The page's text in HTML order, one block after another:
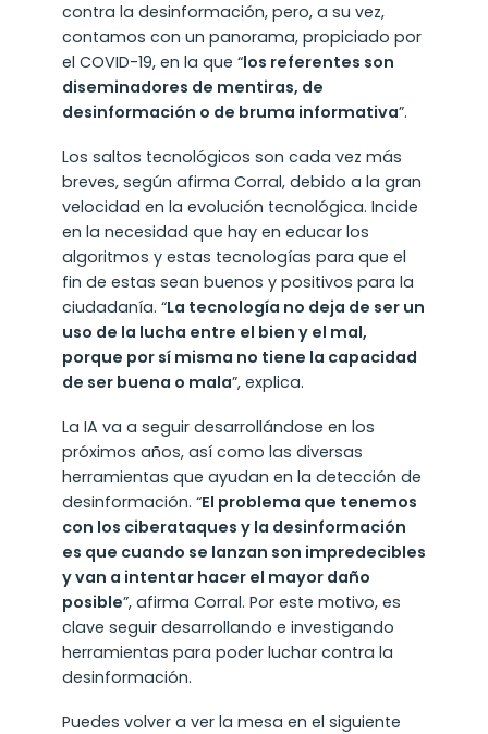
contra la desinformación, pero, a su vez,
contamos con un panorama, propiciado por
el COVID-19, en la que “los referentes son
diseminadores de mentiras, de
desinformación o de bruma informativa”.
Los saltos tecnológicos son cada vez más
breves, según afirma Corral, debido a la gran
velocidad en la evolución tecnológica. Incide
en la necesidad que hay en educar los
algoritmos y estas tecnologías para que el
fin de estas sean buenos y positivos para la
ciudadanía. “La tecnología no deja de ser un
uso de la lucha entre el bien y el mal,
porque por sí misma no tiene la capacidad
de ser buena o mala”, explica.
La IA va a seguir desarrollándose en los
próximos años, así como las diversas
herramientas que ayudan en la detección de
desinformación. “El problema que tenemos
con los ciberataques y la desinformación
es que cuando se lanzan son impredecibles
y van a intentar hacer el mayor daño
posible”, afirma Corral. Por este motivo, es
clave seguir desarrollando e investigando
herramientas para poder luchar contra la
desinformación.
Puedes volver a ver la mesa en el siguiente